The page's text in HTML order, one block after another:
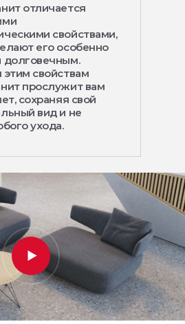
отличается
свойствами,
его особенно
долговечным.
этим свойствам
прослужит вам
сохраняя свой
вид и не
ухода.